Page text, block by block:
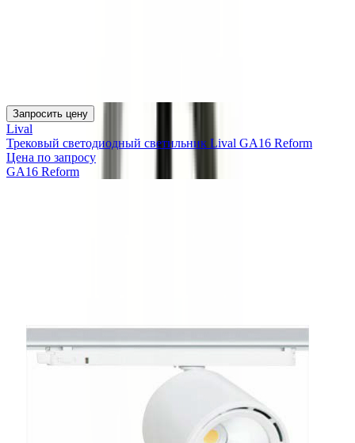
Запросить цену
Lival
Трековый светодиодный светильник Lival GA16 Reform
Цена по запросу
GA16 Reform